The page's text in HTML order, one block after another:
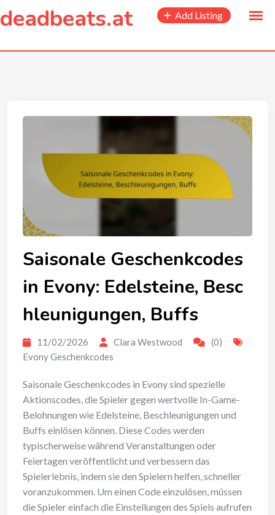
content
deadbeats.at Add Listing
Saisonale Geschenkcodes
in Evony: Edelsteine, Besc
hleunigungen, Buffs
11/02/2026 Clara Westwood
(0)
Evony Geschenkcodes
Saisonale Geschenkcodes in Evony sind spezielle
Aktionscodes, die Spieler gegen wertvolle In-Game-
Belohnungen wie Edelsteine, Beschleunigungen und
Buffs einlösen können. Diese Codes werden
typischerweise während Veranstaltungen oder
Feiertagen veröffentlicht und verbessern das
Spielerlebnis, indem sie den Spielern helfen, schneller
voranzukommen. Um einen Code einzulösen, müssen
die Spieler einfach die Einstellungen des Spiels aufrufen